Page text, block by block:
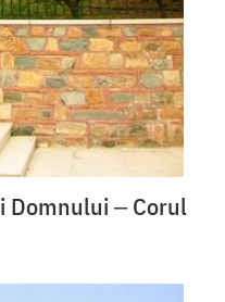
Domnului ‒ Corul